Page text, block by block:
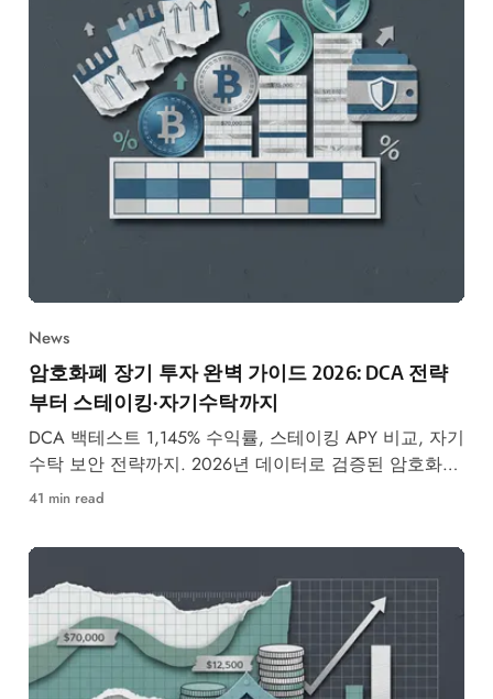
News
암호화폐 장기 투자 완벽 가이드 2026: DCA 전략
부터 스테이킹·자기수탁까지
DCA 백테스트 1,145% 수익률, 스테이킹 APY 비교, 자기
수탁 보안 전략까지. 2026년 데이터로 검증된 암호화폐
장기 투자 완벽 가이드.
41 min read